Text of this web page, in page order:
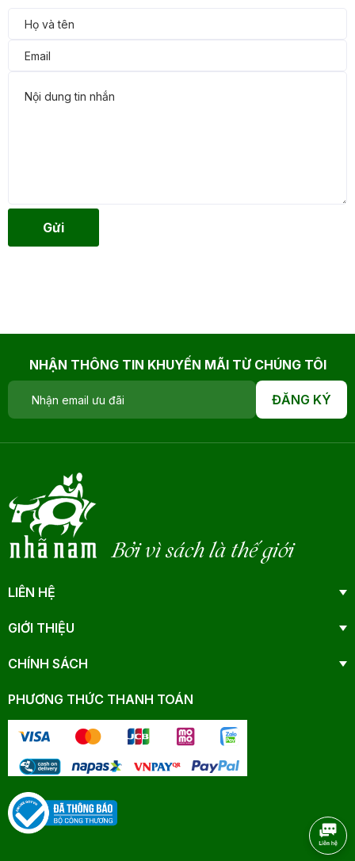
Gửi
NHẬN THÔNG TIN KHUYẾN MÃI TỪ CHÚNG TÔI
ĐĂNG KÝ
Bởi vì sách là thế giới
LIÊN HỆ
GIỚI THIỆU
CHÍNH SÁCH
PHƯƠNG THỨC THANH TOÁN